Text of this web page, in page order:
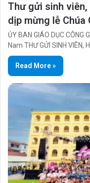
Thư gửi sinh
dịp mừng lễ Chúa
ỦY BAN GIÁO DỤC
Nam THƯ GỬI SINH VIÊN,
Read More »